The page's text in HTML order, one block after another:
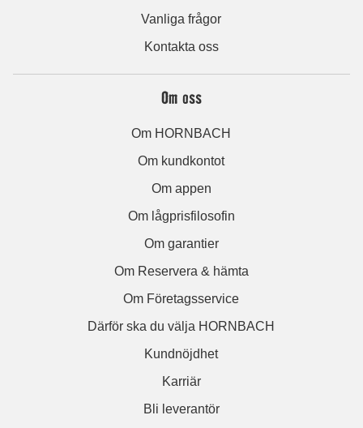
Vanliga frågor
Kontakta oss
Om oss
Om HORNBACH
Om kundkontot
Om appen
Om lågprisfilosofin
Om garantier
Om Reservera & hämta
Om Företagsservice
Därför ska du välja HORNBACH
Kundnöjdhet
Karriär
Bli leverantör